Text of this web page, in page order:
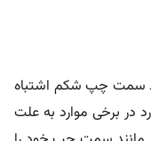
سمت چپ شکم اشتباه
در برخی موارد به علت